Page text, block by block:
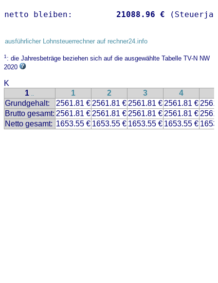
netto bleiben: 21088.96 €
ausführlicher Lohnsteuerrechner auf rechner24.info
1: die Jahresbeträge beziehen sich auf die ausgewählte Tabelle TV-N NW
2020
K
1 .. 1 2 3 4
Grundgehalt:
2561.81 € 2561.81 € 2561.81 € 2561.81 €
Brutto gesamt: 2561.81 € 2561.81 € 2561.81 € 2561.81 €
Netto gesamt: 1653.55 € 1653.55 € 1653.55 € 1653.55 €